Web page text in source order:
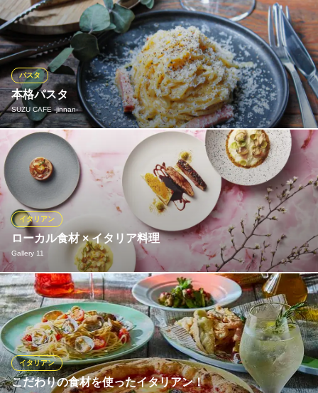
ランチからディナーまで、当店自慢のパスタを多彩なソースでご
用意しております。 オイル、トマト、クリームなど、お好みに合
わせてお選びいただけるパスタは、どれもワインとの相性抜群。
その日の気分にぴったりの一皿を見つけて、本格的なイタリアン
の味わいを心ゆくまでお楽しみください。
渋谷パスタバル
イタリアンワインバル
ＪＲ渋谷駅 徒歩3分
東京都渋谷区桜丘町16-9 渋谷Xeビル1F
本格パスタ
SUZU CAFE ‐jinnan‐
パスタ
麺にもこだわった、本格イタリアンパスタも数種類ご用意してお
ります。
SUZU CAFE ‐jinnan‐
カフェ＆ダイナー
ＪＲ渋谷駅ハチ公口 徒歩5分
東京都渋谷区神南1-20-4 VORT渋谷kaleido3F
ローカル食材 × イタリア料理
Gallery 11
イタリアン
こだわりのイタリア料理を、豊富なコースやアラカルトメニュー
で。シェフが様々な地で培った経験をアクセントにした他では味
わえない料理を渋谷の街を眺めながら味わう、ひと味違う食体
験。アートに囲まれ、音楽に浸り、食に舌鼓を打つ、ここでしか
叶わないひとときを。
こだわりの食材を使ったイタリアン！
イタリアン